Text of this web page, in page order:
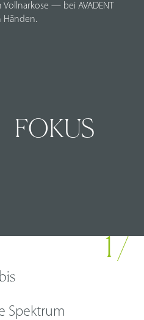
— bei AVADENT
Händen.
FOKUS
1 /
Spektrum